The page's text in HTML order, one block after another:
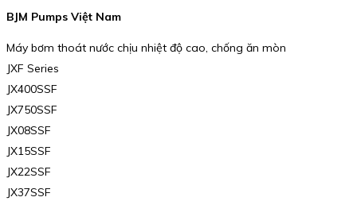
BJM Pumps Việt Nam
Máy bơm thoát nước chịu nhiệt độ cao, chống ăn mòn
JXF Series
JX400SSF
JX750SSF
JX08SSF
JX15SSF
JX22SSF
JX37SSF